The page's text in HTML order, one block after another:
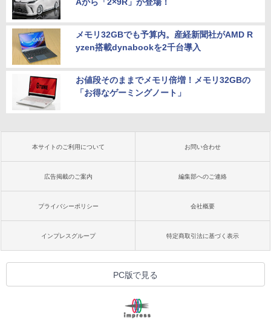
メモリ32GBでも予算内。産経新聞社がAMD R
yzen搭載dynabookを2千台導入
お値段そのままでメモリ倍増！メモリ32GBの
「お得なゲーミングノート」
本サイトのご利用について お問い合わせ
広告掲載のご案内 編集部へのご連絡
プライバシーポリシー 会社概要
インプレスグループ 特定商取引法に基づく表示
PC版で見る